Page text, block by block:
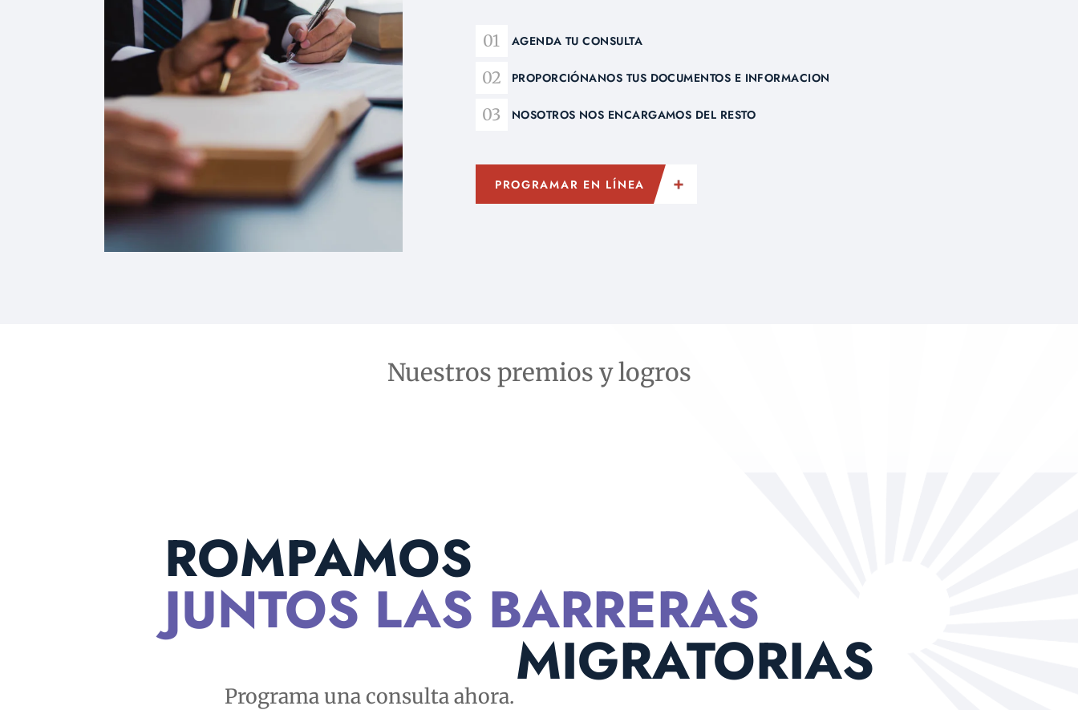
AGENDA TU CONSULTA
PROPORCIÓNANOS TUS DOCUMENTOS E INFORMACION
NOSOTROS NOS ENCARGAMOS DEL RESTO
PROGRAMAR EN LÍNEA
Nuestros premios y logros
ROMPAMOS
JUNTOS LAS BARRERAS
MIGRATORIAS
Programa una consulta ahora.